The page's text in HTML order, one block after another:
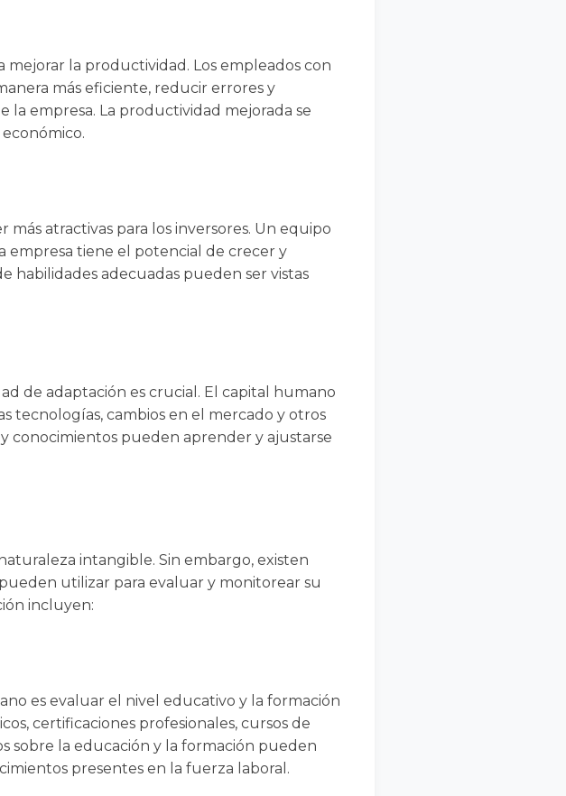
mejorar la productividad. Los empleados con
más eficiente, reducir errores y
empresa. La productividad mejorada se
atractivas para los inversores. Un equipo
empresa tiene el potencial de crecer y
habilidades adecuadas pueden ser vistas
de adaptación es crucial. El capital humano
tecnologías, cambios en el mercado y otros
conocimientos pueden aprender y ajustarse
intangible. Sin embargo, existen
utilizar para evaluar y monitorear su
incluyen:
es evaluar el nivel educativo y la formación
certificaciones profesionales, cursos de
sobre la educación y la formación pueden
presentes en la fuerza laboral.